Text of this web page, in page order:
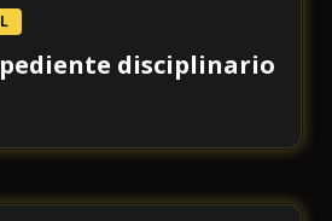
disciplinario